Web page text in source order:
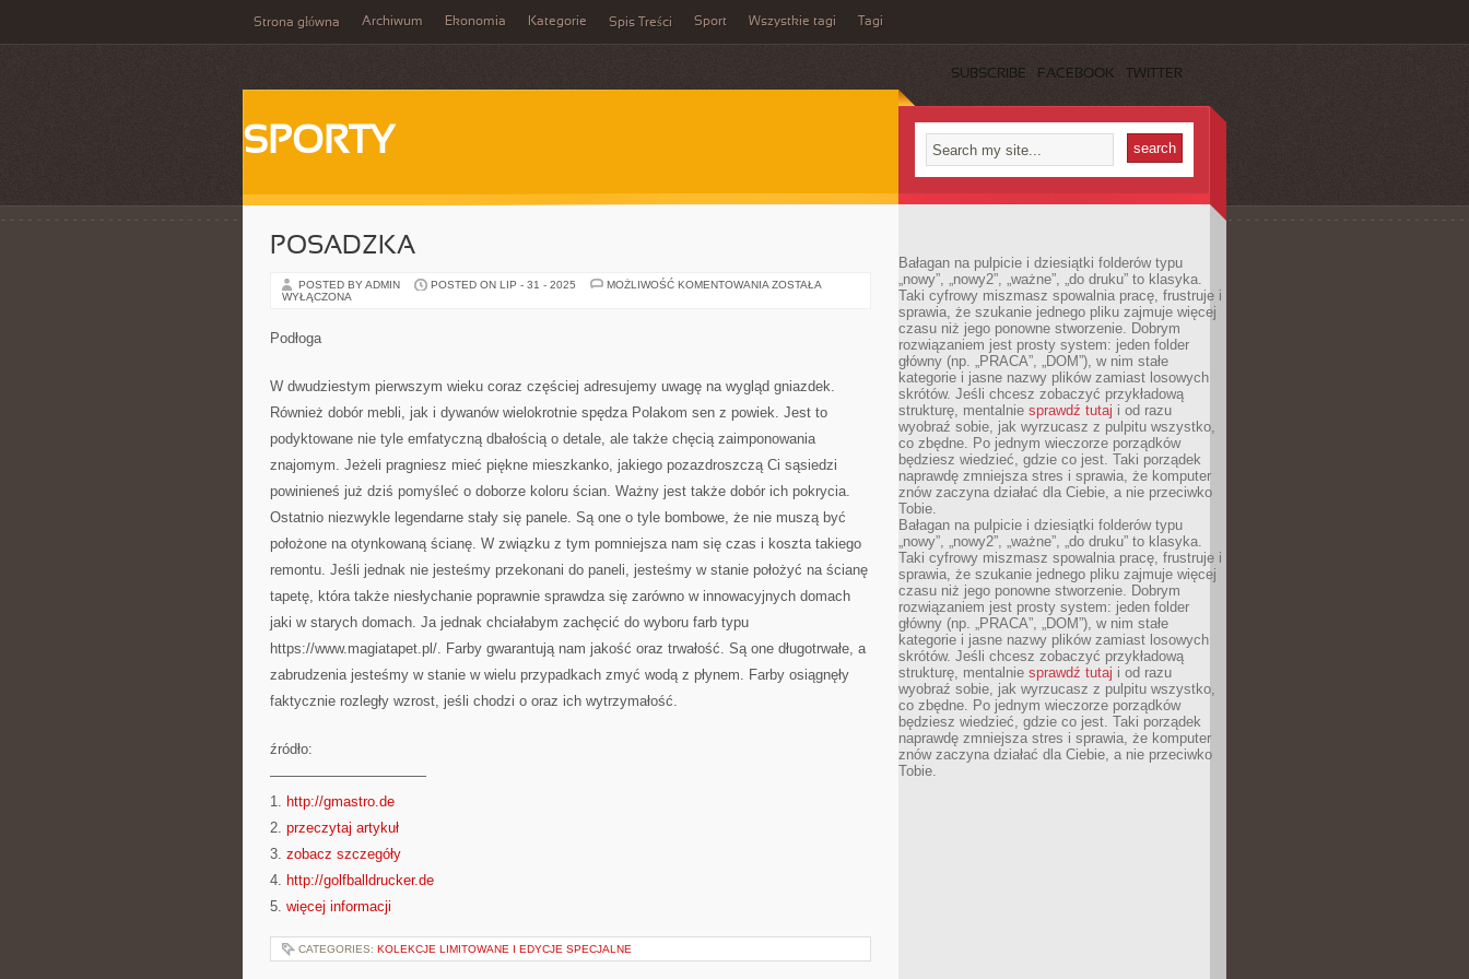
Strona główna Archiwum Ekonomia Kategorie Spis Treści Sport Wszystkie tagi Tagi
SUBSCRIBE FACEBOOK TWITTER
SPORTY
POSADZKA
POSTED BY ADMIN POSTED ON LIP - 31 - 2025 MOŻLIWOŚĆ KOMENTOWANIA POSADZKA
ZOSTAŁA
WYŁĄCZONA
Podłoga
W dwudziestym pierwszym wieku coraz częściej adresujemy uwagę na wygląd gniazdek.
Również dobór mebli, jak i dywanów wielokrotnie spędza Polakom sen z powiek. Jest to
podyktowane nie tyle emfatyczną dbałością o detale, ale także chęcią zaimponowania
znajomym. Jeżeli pragniesz mieć piękne mieszkanko, jakiego pozazdroszczą Ci sąsiedzi
powinieneś już dziś pomyśleć o doborze koloru ścian. Ważny jest także dobór ich pokrycia.
Ostatnio niezwykle legendarne stały się panele. Są one o tyle bombowe, że nie muszą być
położone na otynkowaną ścianę. W związku z tym pomniejsza nam się czas i koszta takiego
remontu. Jeśli jednak nie jesteśmy przekonani do paneli, jesteśmy w stanie położyć na ścianę
tapetę, która także niesłychanie poprawnie sprawdza się zarówno w innowacyjnych domach
jaki w starych domach. Ja jednak chciałabym zachęcić do wyboru farb typu
https://www.magiatapet.pl/. Farby gwarantują nam jakość oraz trwałość. Są one długotrwałe, a
zabrudzenia jesteśmy w stanie w wielu przypadkach zmyć wodą z płynem. Farby osiągnęły
faktycznie rozległy wzrost, jeśli chodzi o oraz ich wytrzymałość.
źródło:
———————————
1. http://gmastro.de
2. przeczytaj artykuł
3. zobacz szczegóły
4. http://golfballdrucker.de
5. więcej informacji
CATEGORIES: KOLEKCJE LIMITOWANE I EDYCJE SPECJALNE
Bałagan na pulpicie i dziesiątki folderów typu
„nowy”, „nowy2”, „ważne”, „do druku” to klasyka.
Taki cyfrowy miszmasz spowalnia pracę, frustruje i
sprawia, że szukanie jednego pliku zajmuje więcej
czasu niż jego ponowne stworzenie. Dobrym
rozwiązaniem jest prosty system: jeden folder
główny (np. „PRACA”, „DOM”), w nim stałe
kategorie i jasne nazwy plików zamiast losowych
skrótów. Jeśli chcesz zobaczyć przykładową
strukturę, mentalnie sprawdź tutaj i od razu
wyobraź sobie, jak wyrzucasz z pulpitu wszystko,
co zbędne. Po jednym wieczorze porządków
będziesz wiedzieć, gdzie co jest. Taki porządek
naprawdę zmniejsza stres i sprawia, że komputer
znów zaczyna działać dla Ciebie, a nie przeciwko
Tobie.
Bałagan na pulpicie i dziesiątki folderów typu
„nowy”, „nowy2”, „ważne”, „do druku” to klasyka.
Taki cyfrowy miszmasz spowalnia pracę, frustruje i
sprawia, że szukanie jednego pliku zajmuje więcej
czasu niż jego ponowne stworzenie. Dobrym
rozwiązaniem jest prosty system: jeden folder
główny (np. „PRACA”, „DOM”), w nim stałe
kategorie i jasne nazwy plików zamiast losowych
skrótów. Jeśli chcesz zobaczyć przykładową
strukturę, mentalnie sprawdź tutaj i od razu
wyobraź sobie, jak wyrzucasz z pulpitu wszystko,
co zbędne. Po jednym wieczorze porządków
będziesz wiedzieć, gdzie co jest. Taki porządek
naprawdę zmniejsza stres i sprawia, że komputer
znów zaczyna działać dla Ciebie, a nie przeciwko
Tobie.